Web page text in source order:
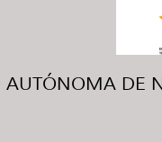
AUTÓNOMA DE